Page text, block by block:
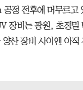
정 전후에 머무르고
장비는 광원, 초정밀
산 장비 사이엔 아직